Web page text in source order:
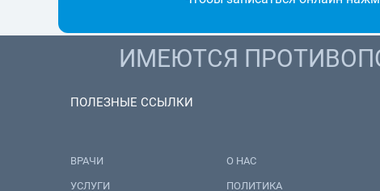
ИМЕЮТСЯ
ПОЛЕЗНЫЕ ССЫЛКИ
ВРАЧИ
УСЛУГИ
О НАС
ПОЛИТИКА